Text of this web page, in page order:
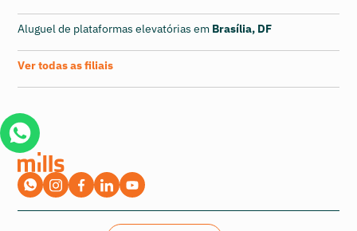
Aluguel de plataformas elevatórias em Brasília, DF
Ver todas as filiais